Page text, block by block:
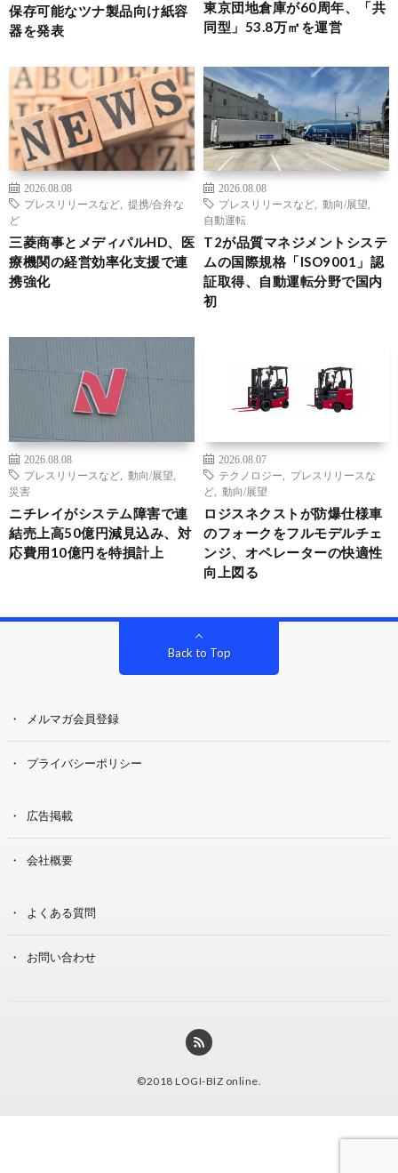
保存可能なツナ製品向け紙容
器を発表
東京団地倉庫が60周年、「共
同型」53.8万㎡を運営
2026.08.08
プレスリリースなど
提携/合弁な
ど
三菱商事とメディパルHD、医
療機関の経営効率化支援で連
携強化
2026.08.08
プレスリリースなど
動向/展望
自動運転
T2が品質マネジメントシステ
ムの国際規格「ISO9001」認
証取得、自動運転分野で国内
初
2026.08.08
プレスリリースなど
動向/展望
災害
ニチレイがシステム障害で連
結売上高50億円減見込み、対
応費用10億円を特損計上
2026.08.07
テクノロジー
プレスリリースな
ど
動向/展望
ロジスネクストが防爆仕様車
のフォークをフルモデルチェ
ンジ、オペレーターの快適性
向上図る
Back to Top
メルマガ会員登録
プライバシーポリシー
広告掲載
会社概要
よくある質問
お問い合わせ
©2018 LOGI-BIZ online